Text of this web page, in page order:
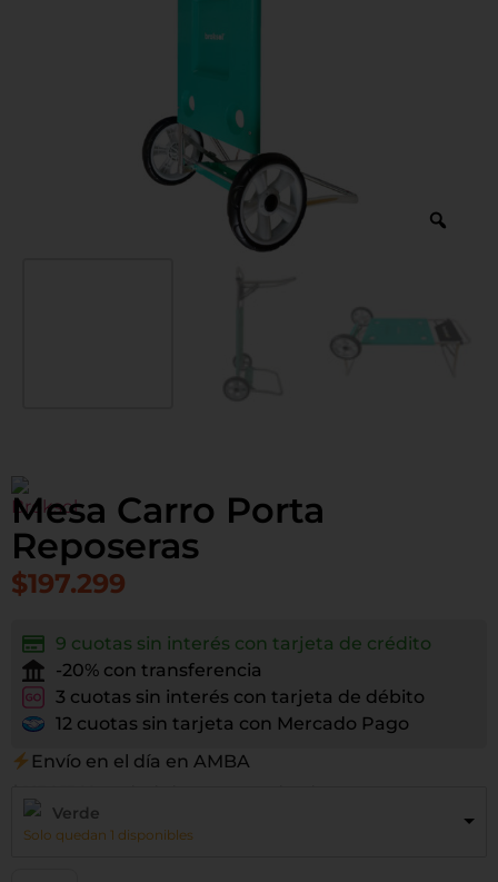
Mesa Carro Porta
Reposeras
$197.299
9 cuotas sin interés con tarjeta de crédito
-20% con transferencia
3 cuotas sin interés con tarjeta de débito
12 cuotas sin tarjeta con Mercado Pago
Envío en el día en AMBA
Verde
Solo quedan 1 disponibles